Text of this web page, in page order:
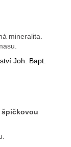
mineralita.
Joh. Bapt.